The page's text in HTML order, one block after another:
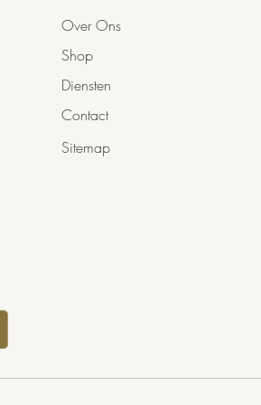
ANNUUS
EXTRACT,
VULGARIS
Over Ons
Shop
Diensten
Contact
Sitemap